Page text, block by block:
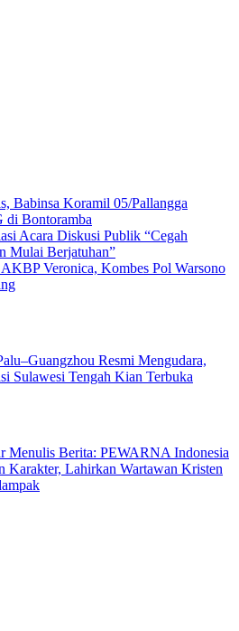
Babinsa Koramil 05/Pallangga
di Bontoramba
Acara Diskusi Publik “Cegah
Mulai Berjatuhan”
Veronica, Kombes Pol Warsono
Resmi Mengudara,
Sulawesi Tengah Kian Terbuka
Menulis Berita: PEWARNA Indonesia
Karakter, Lahirkan Wartawan Kristen